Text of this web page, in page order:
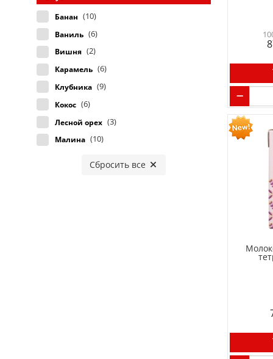
Гурме (Россия) (1)
Овсяша (Россия)
Банан (10)
Ваниль (6)
Вишня (2)
Карамель (6)
Клубника (9)
Кокос (6)
Лесной орех (3)
Малина (10)
Сбросить все